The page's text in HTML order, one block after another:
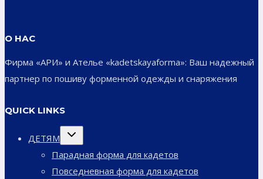
О НАС
Фирма «АРИ» и Ателье «kadetskayaforma»: Ваш надежный
партнер по пошиву форменной одежды и снаряжения
QUICK LINKS
ДЕТЯМ
Переключить
Парадная форма для кадетов
Повседневная форма для кадетов